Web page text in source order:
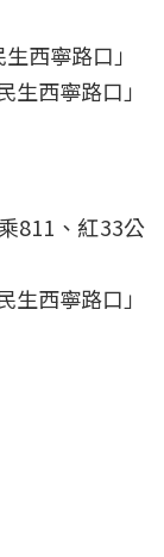
西寧路口」
西寧路口」
811、紅33公
西寧路口」